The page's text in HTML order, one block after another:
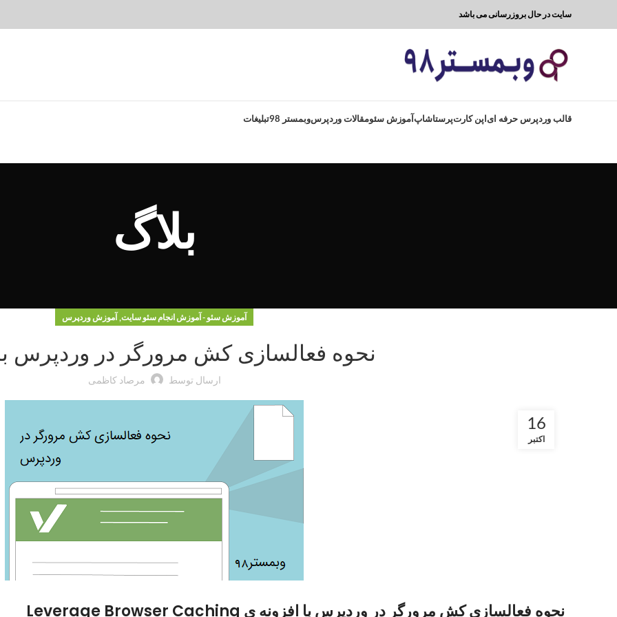
سایت در حال بروزرسانی می باشد
قالب وردپرس حرفه ایاپن کارتپرستاشاپآموزش سئومقالات وردپرسوبمستر 98 تبلیغات
بلاگ
آموزش سئو - آموزش انجام سئو سایت,آموزش وردپرس
نحوه فعالسازی کش مرورگر در وردپرس
ارسال توسط مرصاد کاظمی
16
اکتبر
نحوه فعالسازی کش مرورگر در وردپرس با افزونه ی Leverage Browser Caching